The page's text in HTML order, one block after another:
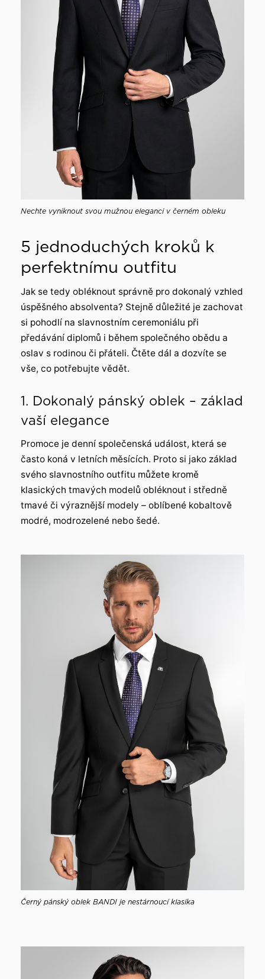
Nechte vyniknout svou mužnou eleganci v černém obleku
5 jednoduchých kroků k
perfektnímu outfitu
Jak se tedy obléknout správně pro dokonalý vzhled
úspěšného absolventa? Stejně důležité je zachovat
si pohodlí na slavnostním ceremoniálu při
předávání diplomů i během společného obědu a
oslav s rodinou či přáteli. Čtěte dál a dozvíte se
vše, co potřebujte vědět.
1. Dokonalý pánský oblek – základ
vaší elegance
Promoce je denní společenská událost, která se
často koná v letních měsících. Proto si jako základ
svého slavnostního outfitu můžete kromě
klasických tmavých modelů obléknout i středně
tmavé či výraznější modely – oblíbené kobaltově
modré, modrozelené nebo šedé.
Černý pánský oblek BANDI je nestárnoucí klasika